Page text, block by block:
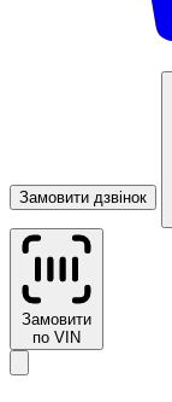
Замовити дзвінок
Замовити
по VIN